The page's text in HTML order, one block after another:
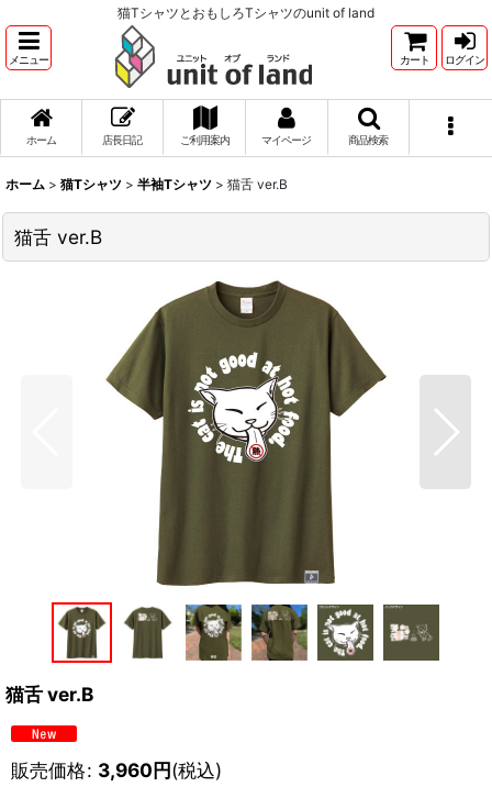
猫TシャツとおもしろTシャツのunit of land
メニュー カート ログイン
ホーム 店長日記 ご利用案内 マイページ 商品検索
ホーム > 猫Tシャツ > 半袖Tシャツ > 猫舌 ver.B
猫舌 ver.B
猫舌 ver.B
販売価格: 3,960円(税込)